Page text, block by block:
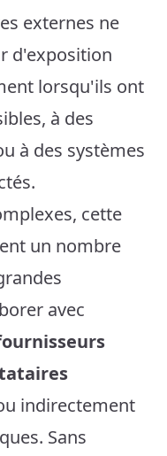
externes ne
d'exposition
lorsqu'ils ont
à des
à des systèmes
cette
un nombre
avec
indirectement
Sans